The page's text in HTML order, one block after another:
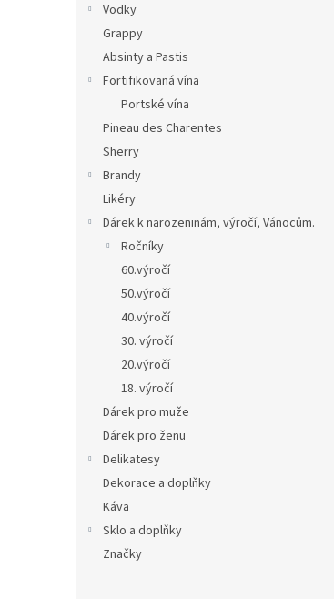
Vodky
Grappy
Absinty a Pastis
Fortifikovaná vína
Portské vína
Pineau des Charentes
Sherry
Brandy
Likéry
Dárek k narozeninám, výročí, Vánocům.
Ročníky
60.výročí
50.výročí
40.výročí
30. výročí
20.výročí
18. výročí
Dárek pro muže
Dárek pro ženu
Delikatesy
Dekorace a doplňky
Káva
Sklo a doplňky
Značky